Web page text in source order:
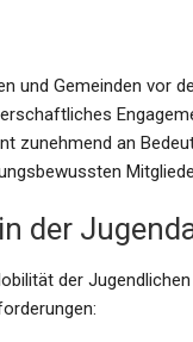
und Gemeinden vor
zunehmend an
der
der